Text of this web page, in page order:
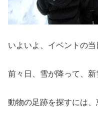
いよいよ、イベントの当
前々日、雪が降って、新
動物の足跡を探すには、